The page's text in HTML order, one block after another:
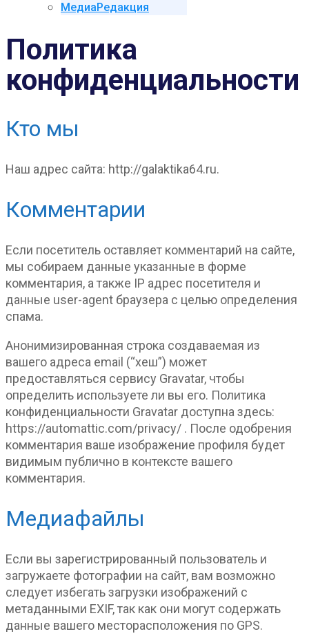
МедиаРедакция
Политика
конфиденциальности
Кто мы
Наш адрес сайта: http://galaktika64.ru.
Комментарии
Если посетитель оставляет комментарий на сайте,
мы собираем данные указанные в форме
комментария, а также IP адрес посетителя и
данные user-agent браузера с целью определения
спама.
Анонимизированная строка создаваемая из
вашего адреса email (“хеш”) может
предоставляться сервису Gravatar, чтобы
определить используете ли вы его. Политика
конфиденциальности Gravatar доступна здесь:
https://automattic.com/privacy/ . После одобрения
комментария ваше изображение профиля будет
видимым публично в контексте вашего
комментария.
Медиафайлы
Если вы зарегистрированный пользователь и
загружаете фотографии на сайт, вам возможно
следует избегать загрузки изображений с
метаданными EXIF, так как они могут содержать
данные вашего месторасположения по GPS.